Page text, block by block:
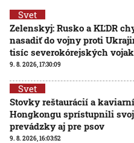
Svet
Zelenskyj: Rusko a KĽDR
nasadiť do vojny proti
tisíc severokórejských
9. 8. 2026, 17:30:09
Svet
Stovky reštaurácií a
Hongkongu sprístupnili
prevádzky aj pre psov
9. 8. 2026, 16:03:52